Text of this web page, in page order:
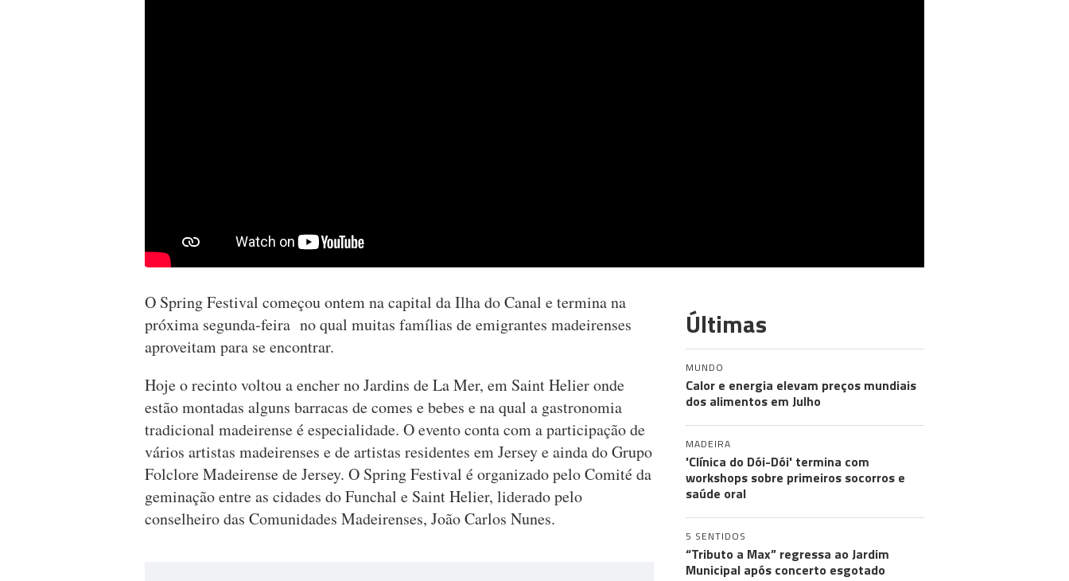
O Spring Festival começou ontem na capital da Ilha do Canal e termina na
próxima segunda-feira no qual muitas famílias de emigrantes madeirenses
aproveitam para se encontrar.
Hoje o recinto voltou a encher no Jardins de La Mer, em Saint Helier onde
estão montadas alguns barracas de comes e bebes e na qual a gastronomia
tradicional madeirense é especialidade. O evento conta com a participação de
vários artistas madeirenses e de artistas residentes em Jersey e ainda do Grupo
Folclore Madeirense de Jersey. O Spring Festival é organizado pelo Comité da
geminação entre as cidades do Funchal e Saint Helier, liderado pelo
conselheiro das Comunidades Madeirenses, João Carlos Nunes.
Últimas
MUNDO
Calor e energia elevam preços mundiais
dos alimentos em Julho
MADEIRA
'Clínica do Dói-Dói' termina com
workshops sobre primeiros socorros e
saúde oral
5 SENTIDOS
“Tributo a Max” regressa ao Jardim
Municipal após concerto esgotado